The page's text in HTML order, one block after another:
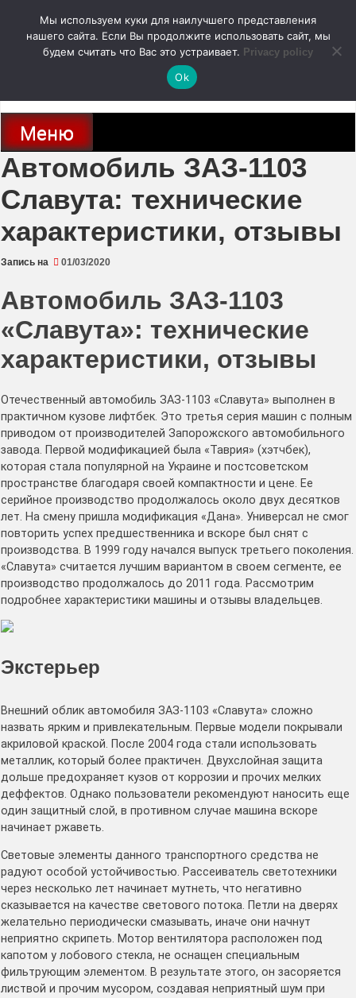
содержимому
autodoc24.ru
Новости про современные автомобили и не только, новинки зарубежного
и отечественного автопрома
Меню
Автомобиль ЗАЗ-1103
Славута: технические
характеристики, отзывы
Запись на 01/03/2020
Автомобиль ЗАЗ-1103
«Славута»: технические
характеристики, отзывы
Отечественный автомобиль ЗАЗ-1103 «Славута» выполнен в
практичном кузове лифтбек. Это третья серия машин с полным
приводом от производителей Запорожского автомобильного
завода. Первой модификацией была «Таврия» (хэтчбек),
которая стала популярной на Украине и постсоветском
пространстве благодаря своей компактности и цене. Ее
серийное производство продолжалось около двух десятков
лет. На смену пришла модификация «Дана». Универсал не смог
повторить успех предшественника и вскоре был снят с
производства. В 1999 году начался выпуск третьего поколения.
«Славута» считается лучшим вариантом в своем сегменте, ее
производство продолжалось до 2011 года. Рассмотрим
подробнее характеристики машины и отзывы владельцев.
Экстерьер
Внешний облик автомобиля ЗАЗ-1103 «Славута» сложно
назвать ярким и привлекательным. Первые модели покрывали
акриловой краской. После 2004 года стали использовать
металлик, который более практичен. Двухслойная защита
дольше предохраняет кузов от коррозии и прочих мелких
деффектов. Однако пользователи рекомендуют наносить еще
один защитный слой, в противном случае машина вскоре
начинает ржаветь.
Световые элементы данного транспортного средства не
радуют особой устойчивостью. Рассеиватель светотехники
через несколько лет начинает мутнеть, что негативно
сказывается на качестве светового потока. Петли на дверях
желательно периодически смазывать, иначе они начнут
неприятно скрипеть. Мотор вентилятора расположен под
капотом у лобового стекла, не оснащен специальным
фильтрующим элементом. В результате этого, он засоряется
листвой и прочим мусором, создавая неприятный шум при
Мы используем куки для наилучшего представления
нашего сайта. Если Вы продолжите использовать сайт, мы
будем считать что Вас это устраивает. Privacy policy
Ok